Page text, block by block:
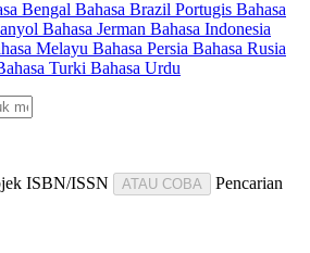
Bengal Bahasa Brazil Portugis Bahasa
Bahasa Jerman Bahasa Indonesia
Melayu Bahasa Persia Bahasa Rusia
Turki Bahasa Urdu
ISBN/ISSN ATAU COBA
Pencarian